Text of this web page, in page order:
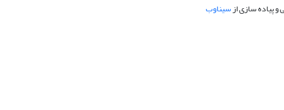
و پیاده سازی ازسیناوب